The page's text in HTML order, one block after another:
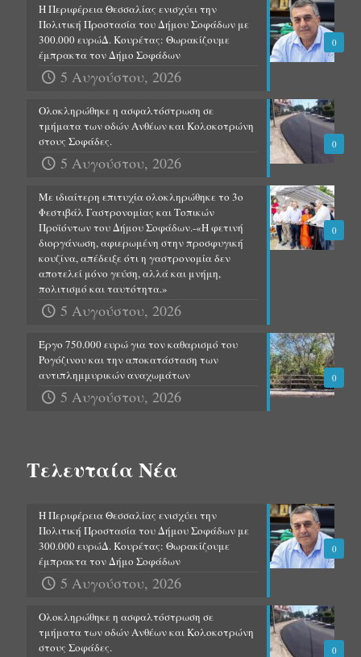
0
Η Περιφέρεια Θεσσαλίας ενισχύει την
Πολιτική Προστασία του Δήμου Σοφάδων με
300.000 ευρώΔ. Κουρέτας: Θωρακίζουμε
έμπρακτα τον Δήμο Σοφάδων
5 Αυγούστου, 2026
0
Ολοκληρώθηκε η ασφαλτόστρωση σε
τμήματα των οδών Ανθέων και Κολοκοτρώνη
στους Σοφάδες.
5 Αυγούστου, 2026
0
Με ιδιαίτερη επιτυχία ολοκληρώθηκε το 3ο
Φεστιβάλ Γαστρονομίας και Τοπικών
Προϊόντων του Δήμου Σοφάδων.-«Η φετινή
διοργάνωση, αφιερωμένη στην προσφυγική
κουζίνα, απέδειξε ότι η γαστρονομία δεν
αποτελεί μόνο γεύση, αλλά και μνήμη,
πολιτισμό και ταυτότητα.»
5 Αυγούστου, 2026
0
Έργο 750.000 ευρώ για τον καθαρισμό του
Ρογόζινου και την αποκατάσταση των
αντιπλημμυρικών αναχωμάτων
5 Αυγούστου, 2026
Τελευταία Νέα
0
Η Περιφέρεια Θεσσαλίας ενισχύει την
Πολιτική Προστασία του Δήμου Σοφάδων με
300.000 ευρώΔ. Κουρέτας: Θωρακίζουμε
έμπρακτα τον Δήμο Σοφάδων
5 Αυγούστου, 2026
0
Ολοκληρώθηκε η ασφαλτόστρωση σε
τμήματα των οδών Ανθέων και Κολοκοτρώνη
στους Σοφάδες.